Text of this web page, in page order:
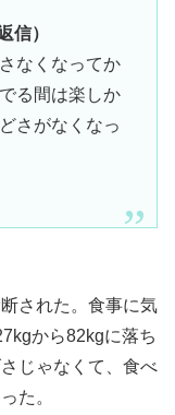
信）
なくなってか
る間は楽しか
さがなくなっ
された。食事に気
から82kgに落ち
じゃなくて、食べ
た。